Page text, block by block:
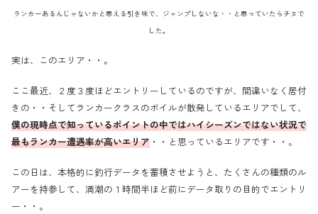
ランカーあるんじゃないかと思える引き味で、ジャンプしないな・・と思っていたらチヌで
した。
実は、このエリア・・。
ここ最近、２度３度ほどエントリーしているのですが、間違いなく居付
きの・・そしてランカークラスのボイルが散発しているエリアでして、
僕の現時点で知っているポイントの中ではハイシーズンではない状況で
最もランカー遭遇率が高いエリア ・・と思っているエリアです・・。
この日は、本格的に釣行データを蓄積させようと、たくさんの種類のル
アーを持参して、満潮の１時間半ほど前にデータ取りの目的でエントリ
ー・・。